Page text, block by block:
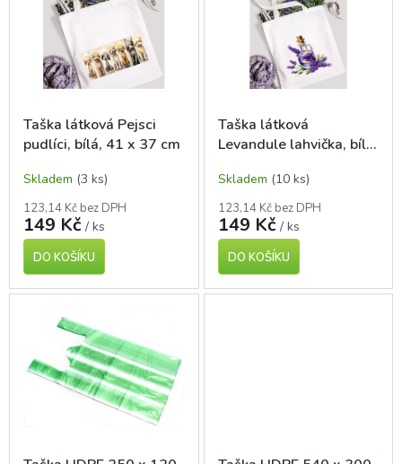
d
u
k
t
ů
Taška látková Pejsci
pudlíci, bílá, 41 x 37 cm
Skladem (3 ks)
123,14 Kč bez DPH
149 Kč / ks
DO KOŠÍKU
Taška látková
Levandule lahvička, bílá,
Skladem (10 ks)
123,14 Kč bez DPH
149 Kč / ks
DO KOŠÍKU